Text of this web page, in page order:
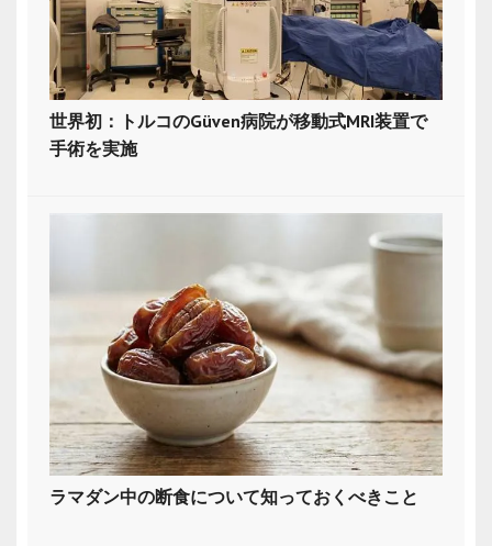
世界初：トルコのGüven病院が移動式MRI装置で
手術を実施
ラマダン中の断食について知っておくべきこと